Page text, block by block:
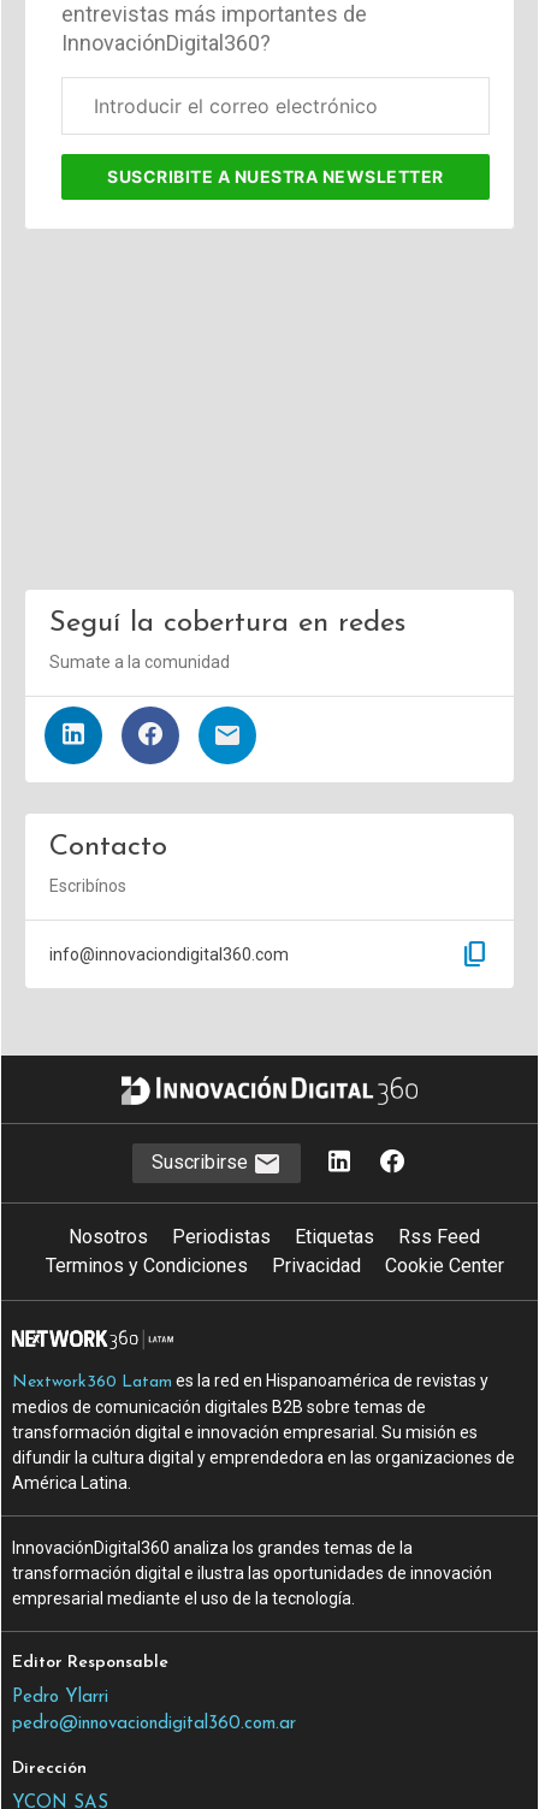
entrevistas más importantes de
InnovaciónDigital360?
electrónico
SUSCRIBITE A NUESTRA NEWSLETTER
Seguí la cobertura en redes
Sumate a la comunidad
Contacto
Escribínos
info@innovaciondigital360.com content_copy
Suscribirse
Nosotros Periodistas Etiquetas
Rss Feed
Terminos y Condiciones
Privacidad Cookie Center
Nextwork360 Latam es la red en Hispanoamérica de revistas y
medios de comunicación digitales B2B sobre temas de
transformación digital e innovación empresarial. Su misión es
difundir la cultura digital y emprendedora en las organizaciones de
América Latina.
InnovaciónDigital360 analiza los grandes temas de la
transformación digital e ilustra las oportunidades de innovación
empresarial mediante el uso de la tecnología.
Editor Responsable
Pedro Ylarri
pedro@innovaciondigital360.com.ar
Dirección
YCON SAS